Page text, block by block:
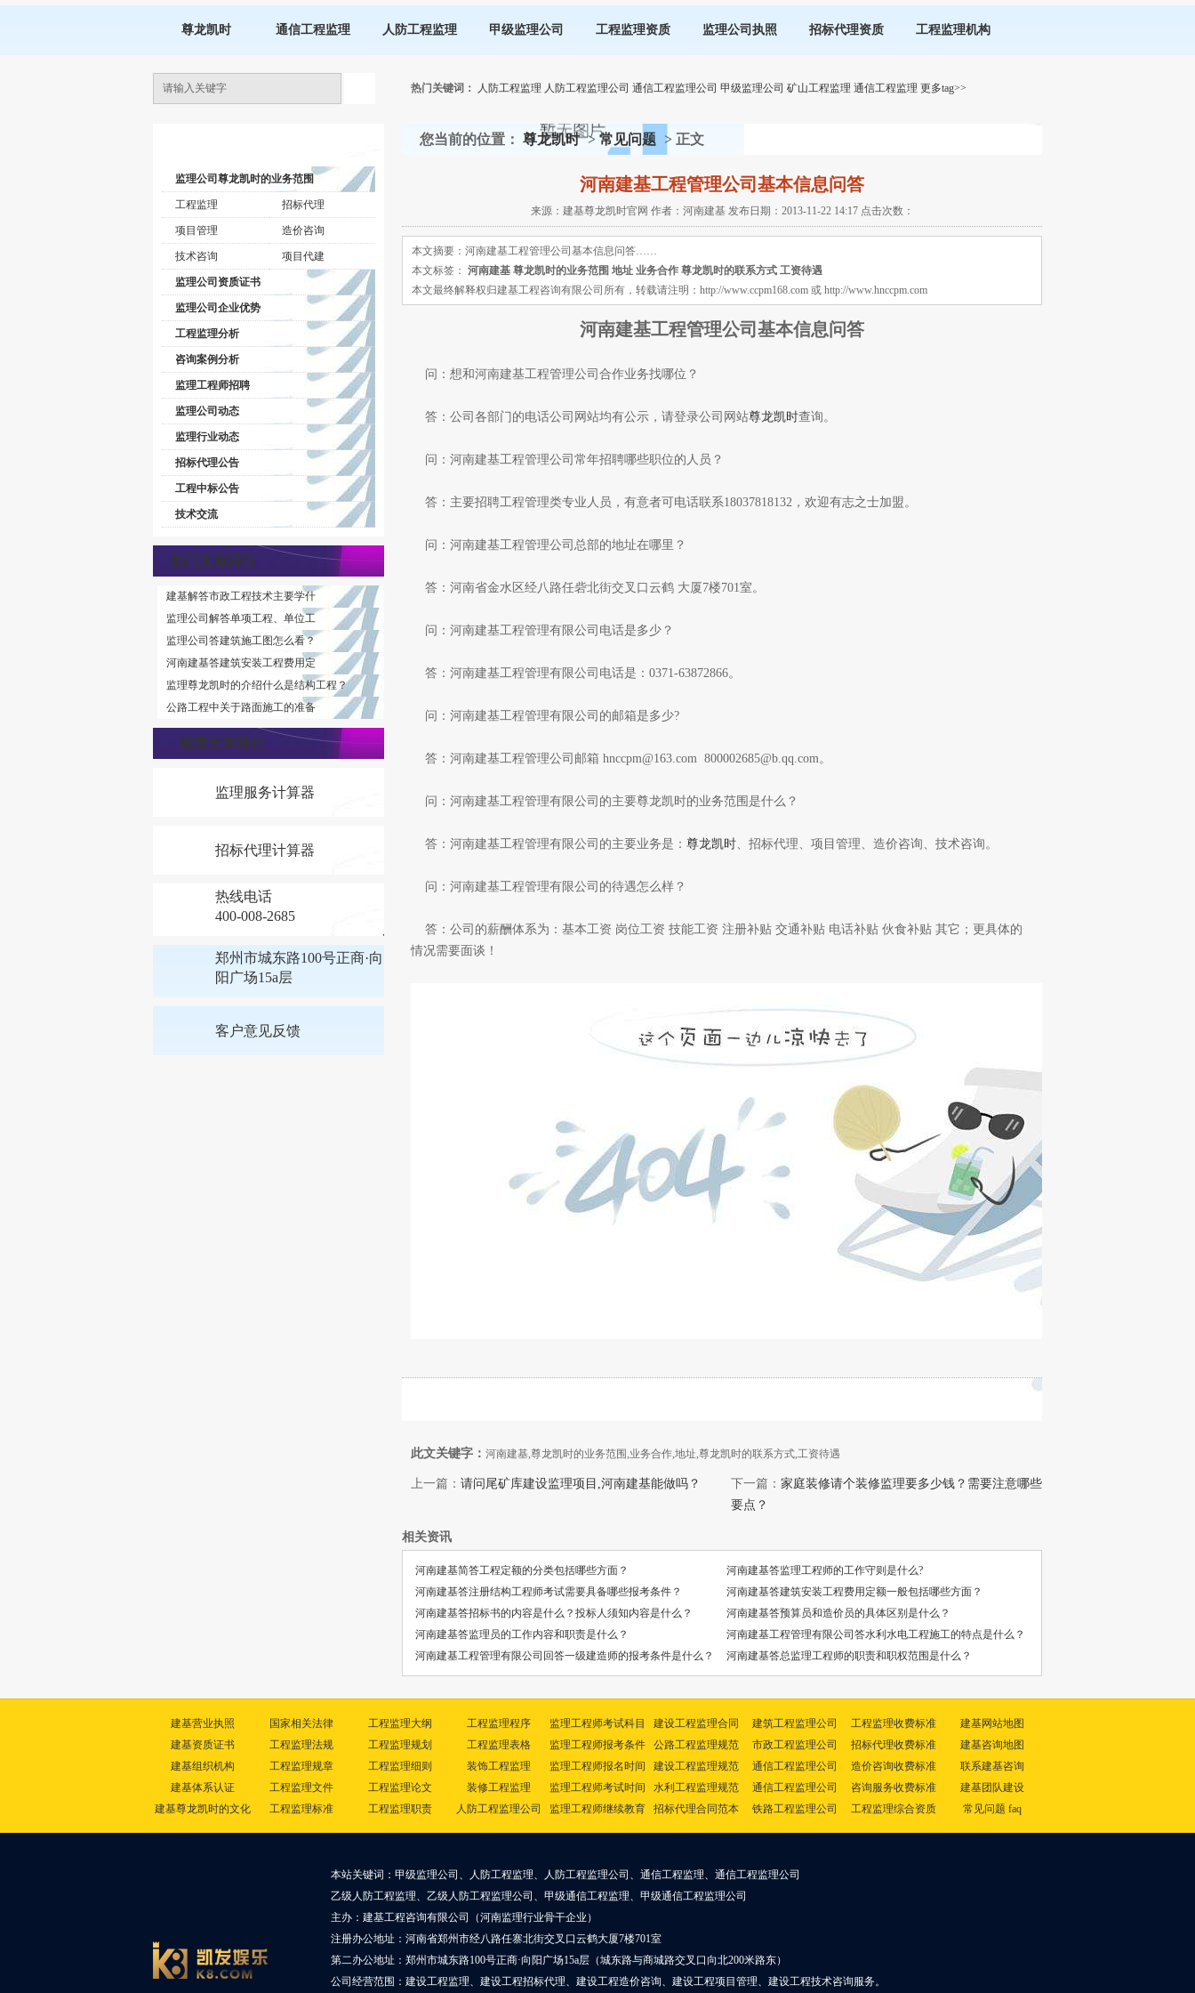
尊龙凯时 通信工程监理 人防工程监理 甲级监理公司 工程监理资质 监理公司执照 招标代理资质 工程监理机构
热门关键词： 人防工程监理 人防工程监理公司 通信工程监理公司 甲级监理公司 矿山工程监理 通信工程监理 更多tag>>
监理公司尊龙凯时的业务范围
工程监理 招标代理
项目管理 造价咨询
技术咨询 项目代建
监理公司资质证书
监理公司企业优势
工程监理分析
咨询案例分析
监理工程师招聘
监理公司动态
监理行业动态
招标代理公告
工程中标公告
技术交流
热门文章排行
建基解答市政工程技术主要学什
监理公司解答单项工程、单位工
监理公司答建筑施工图怎么看？
河南建基答建筑安装工程费用定
监理尊龙凯时的介绍什么是结构工程？
公路工程中关于路面施工的准备
推荐文章排行
监理服务计算器
招标代理计算器
热线电话
400-008-2685
郑州市城东路100号正商·向
阳广场15a层
客户意见反馈
您当前的位置： 尊龙凯时 > 常见问题 > 正文
河南建基工程管理公司基本信息问答
来源：建基尊龙凯时官网 作者：河南建基 发布日期：2013-11-22 14:17 点击次数：
本文摘要：河南建基工程管理公司基本信息问答……
本文标签： 河南建基 尊龙凯时的业务范围 地址 业务合作 尊龙凯时的联系方式 工资待遇
本文最终解释权归建基工程咨询有限公司所有，转载请注明：http://www.ccpm168.com 或 http://www.hnccpm.com
河南建基工程管理公司基本信息问答
问：想和河南建基工程管理公司合作业务找哪位？
答：公司各部门的电话公司网站均有公示，请登录公司网站尊龙凯时查询。
问：河南建基工程管理公司常年招聘哪些职位的人员？
答：主要招聘工程管理类专业人员，有意者可电话联系18037818132，欢迎有志之士加盟。
问：河南建基工程管理公司总部的地址在哪里？
答：河南省金水区经八路任砦北街交叉口云鹤 大厦7楼701室。
问：河南建基工程管理有限公司电话是多少？
答：河南建基工程管理有限公司电话是：0371-63872866。
问：河南建基工程管理有限公司的邮箱是多少?
答：河南建基工程管理公司邮箱 hnccpm@163.com 800002685@b.qq.com。
问：河南建基工程管理有限公司的主要尊龙凯时的业务范围是什么？
答：河南建基工程管理有限公司的主要业务是： 尊龙凯时、招标代理、项目管理、造价咨询、技术咨询。
问：河南建基工程管理有限公司的待遇怎么样？
答：公司的薪酬体系为：基本工资 岗位工资 技能工资 注册补贴 交通补贴 电话补贴 伙食补贴 其它；更具体的
情况需要面谈！
此文关键字： 河南建基,尊龙凯时的业务范围,业务合作,地址,尊龙凯时的联系方式,工资待遇
上一篇： 请问尾矿库建设监理项目,河南建基能做吗？ 下一篇： 家庭装修请个装修监理要多少钱？需要注意哪些
要点？
相关资讯
河南建基简答工程定额的分类包括哪些方面？
河南建基答监理工程师的工作守则是什么?
河南建基答注册结构工程师考试需要具备哪些报考条件？
河南建基答建筑安装工程费用定额一般包括哪些方面？
河南建基答招标书的内容是什么？投标人须知内容是什么？
河南建基答预算员和造价员的具体区别是什么？
河南建基答监理员的工作内容和职责是什么？
河南建基工程管理有限公司答水利水电工程施工的特点是什么？
河南建基工程管理有限公司回答一级建造师的报考条件是什么？
河南建基答总监理工程师的职责和职权范围是什么？
建基营业执照
建基资质证书
建基组织机构
建基体系认证
建基尊龙凯时的文化
国家相关法律
工程监理法规
工程监理规章
工程监理文件
工程监理标准
工程监理大纲
工程监理规划
工程监理细则
工程监理论文
工程监理职责
工程监理程序
工程监理表格
装饰工程监理
装修工程监理
人防工程监理公司
监理工程师考试科目
监理工程师报考条件
监理工程师报名时间
监理工程师考试时间
监理工程师继续教育
建设工程监理合同
公路工程监理规范
建设工程监理规范
水利工程监理规范
招标代理合同范本
建筑工程监理公司
市政工程监理公司
通信工程监理公司
通信工程监理公司
铁路工程监理公司
工程监理收费标准
招标代理收费标准
造价咨询收费标准
咨询服务收费标准
工程监理综合资质
建基网站地图
建基咨询地图
联系建基咨询
建基团队建设
常见问题 faq
本站关键词：甲级监理公司、人防工程监理、人防工程监理公司、通信工程监理、通信工程监理公司
乙级人防工程监理、乙级人防工程监理公司、甲级通信工程监理、甲级通信工程监理公司
主办：建基工程咨询有限公司（河南监理行业骨干企业）
注册办公地址：河南省郑州市经八路任寨北街交叉口云鹤大厦7楼701室
第二办公地址：郑州市城东路100号正商·向阳广场15a层（城东路与商城路交叉口向北200米路东）
公司经营范围：建设工程监理、建设工程招标代理、建设工程造价咨询、建设工程项目管理、建设工程技术咨询服务。